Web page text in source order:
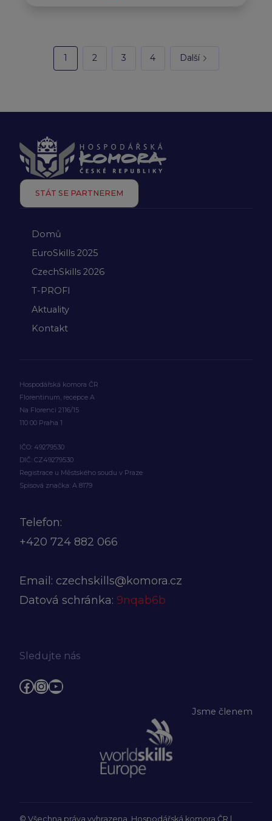
1 2 3 4 Další
STÁT SE PARTNEREM
Domů
EuroSkills 2025
CzechSkills 2026
T-PROFI
Aktuality
Kontakt
Hospodářská komora ČR
Florentinum, recepce A
Na Florenci 2116/15
110 00 Praha 1
IČO: 49279530
DIČ: CZ49279530
Registrace u Městského soudu v Praze
Spisová značka: A 8179
Telefon:
+420 724 882 066
Email: czechskills@komora.cz
Datová schránka: 9nqab6b
Sledujte nás
Facebook
Instagram
YouTube
Jsme členem
© Všechna práva vyhrazena, Hospodářská komora ČR |